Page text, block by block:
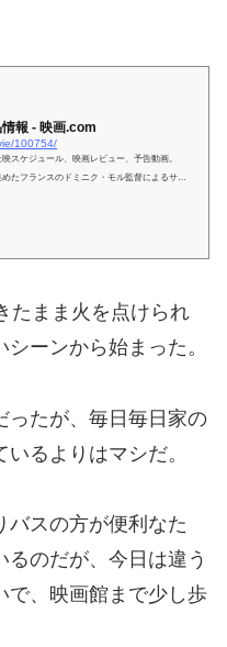
報 - 映画.com
100754/
スケジュール、映画レビュー、予告動画。
めたフランスのドミニク・モル監督によるサス
たまま火を点けられ
ーンから始まった。
ったが、毎日毎日家の
るよりはマシだ。
バスの方が便利なた
のだが、今日は違う
で、映画館まで少し歩